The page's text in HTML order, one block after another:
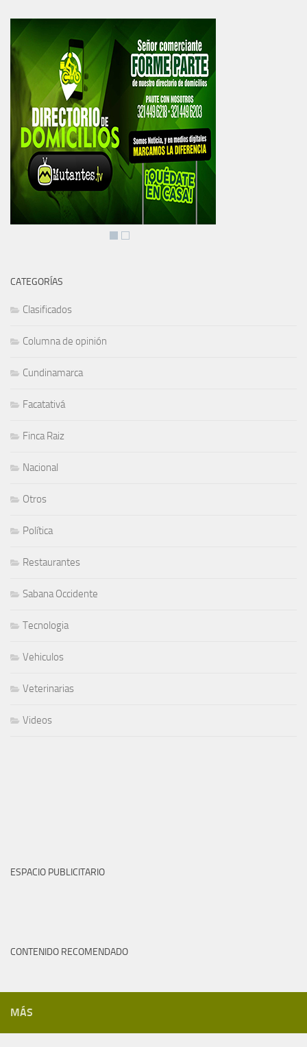
CATEGORÍAS
Clasificados
Columna de opinión
Cundinamarca
Facatativá
Finca Raiz
Nacional
Otros
Política
Restaurantes
Sabana Occidente
Tecnologia
Vehiculos
Veterinarias
Videos
ESPACIO PUBLICITARIO
CONTENIDO RECOMENDADO
MÁS